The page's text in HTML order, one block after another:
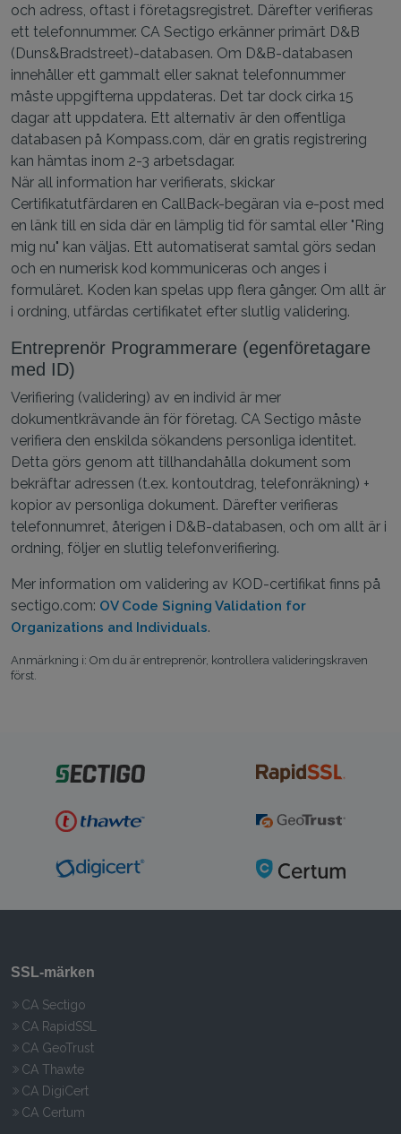
och adress, oftast i företagsregistret. Därefter verifieras
ett telefonnummer. CA Sectigo erkänner primärt D&B
(Duns&Bradstreet)-databasen. Om D&B-databasen
innehåller ett gammalt eller saknat telefonnummer
måste uppgifterna uppdateras. Det tar dock cirka 15
dagar att uppdatera. Ett alternativ är den offentliga
databasen på Kompass.com, där en gratis registrering
kan hämtas inom 2-3 arbetsdagar.
När all information har verifierats, skickar
Certifikatutfärdaren en CallBack-begäran via e-post med
en länk till en sida där en lämplig tid för samtal eller "Ring
mig nu" kan väljas. Ett automatiserat samtal görs sedan
och en numerisk kod kommuniceras och anges i
formuläret. Koden kan spelas upp flera gånger. Om allt är
i ordning, utfärdas certifikatet efter slutlig validering.
Entreprenör Programmerare (egenföretagare
med ID)
Verifiering (validering) av en individ är mer
dokumentkrävande än för företag. CA Sectigo måste
verifiera den enskilda sökandens personliga identitet.
Detta görs genom att tillhandahålla dokument som
bekräftar adressen (t.ex. kontoutdrag, telefonräkning) +
kopior av personliga dokument. Därefter verifieras
telefonnumret, återigen i D&B-databasen, och om allt är i
ordning, följer en slutlig telefonverifiering.
Mer information om validering av KOD-certifikat finns på
sectigo.com: OV Code Signing Validation for
Organizations and Individuals.
Anmärkning i: Om du är entreprenör, kontrollera valideringskraven
först.
SSL‑märken
CA Sectigo
CA RapidSSL
CA GeoTrust
CA Thawte
CA DigiCert
CA Certum